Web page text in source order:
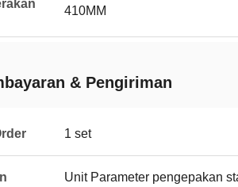
410MM
& Pengiriman
1 set
Unit Parameter pengepakan